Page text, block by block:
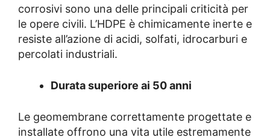
corrosivi sono una delle principali criticità per
le opere civili. L’HDPE è chimicamente inerte e
resiste all’azione di acidi, solfati, idrocarburi e
percolati industriali.
Durata superiore ai 50 anni
Le geomembrane correttamente progettate e
installate offrono una vita utile estremamente